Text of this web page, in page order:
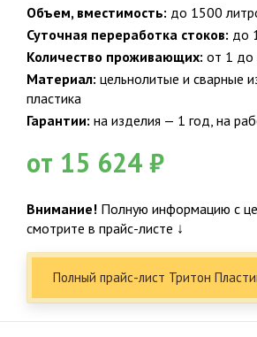
Подтверждаю ознакомление и даю
персональных данных в
персональных
Политика
Факты о Био-
НАШ ПРИНЦИП
Честность и качество
15
15 лет специализация по
Объем, вместимость: до 1500
Суточная переработка стоков: до
Количество проживающих: от 1 до
Материал: цельнолитые и сварные
пластика
Гарантии: на изделия — 1 год, на
от 15 624 ₽
Внимание! Полную информацию с
смотрите в прайс-листе ↓
Полный прайс-лист Тритон